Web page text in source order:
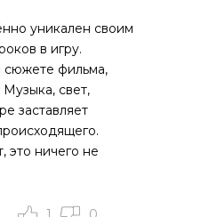
уникален своим
в игру.
сюжете фильма,
свет,
заставляет
это ничего не